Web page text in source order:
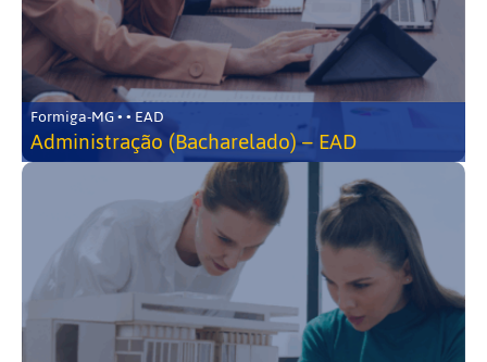
Formiga-MG • • EAD
Administração (Bacharelado) – EAD